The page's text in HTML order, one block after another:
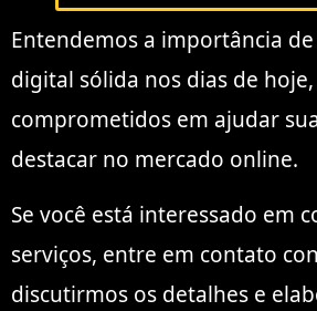
Entendemos a importância
digital sólida nos dias de
comprometidos em ajudar
destacar no mercado online.
Se você está interessado em
serviços, entre em contato
discutirmos os detalhes e